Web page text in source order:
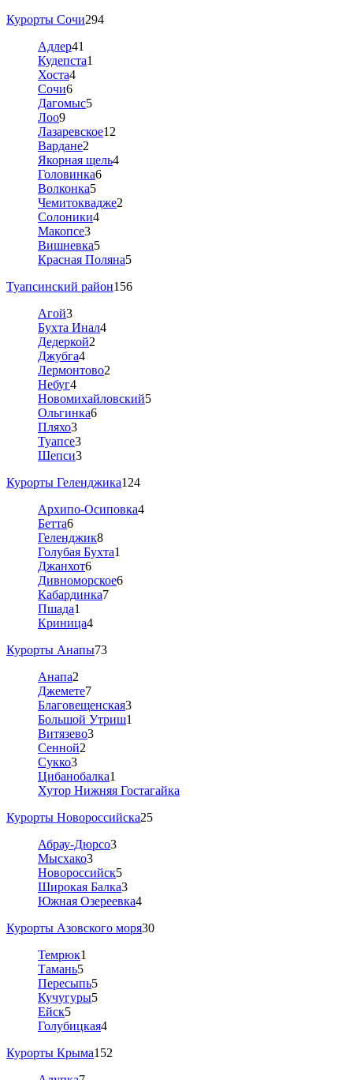
Курорты Сочи294
Адлер41
Кудепста1
Хоста4
Сочи6
Дагомыс5
Лоо9
Лазаревское12
Вардане2
Якорная щель4
Головинка6
Волконка5
Чемитоквадже2
Солоники4
Макопсе3
Вишневка5
Красная Поляна5
Туапсинский район156
Агой3
Бухта Инал4
Дедеркой2
Джубга4
Лермонтово2
Небуг4
Новомихайловский5
Ольгинка6
Пляхо3
Туапсе3
Шепси3
Курорты Геленджика124
Архипо-Осиповка4
Бетта6
Геленджик8
Голубая Бухта1
Джанхот6
Дивноморское6
Кабардинка7
Пшада1
Криница4
Курорты Анапы73
Анапа2
Джемете7
Благовещенская3
Большой Утриш1
Витязево3
Сенной2
Сукко3
Цибанобалка1
Хутор Нижняя Гостагайка
Курорты Новороссийска25
Абрау-Дюрсо3
Мысхако3
Новороссийск5
Широкая Балка3
Южная Озереевка4
Курорты Азовского моря30
Темрюк1
Тамань5
Пересыпь5
Кучугуры5
Ейск5
Голубицкая4
Курорты Крыма152